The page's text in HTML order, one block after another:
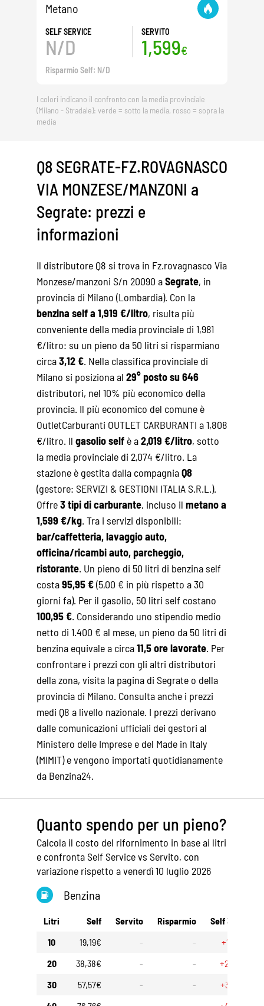
Metano
SELF SERVICE
N/D
SERVITO
1,599€
Risparmio Self: N/D
I colori indicano il confronto con la media provinciale
(Milano - Stradale): verde = sotto la media, rosso = sopra la
media
Q8 SEGRATE-FZ.ROVAGNASCO
VIA MONZESE/MANZONI a
Segrate: prezzi e
informazioni
Il distributore Q8 si trova in Fz.rovagnasco Via
Monzese/manzoni S/n 20090 aSegrate, in
provincia di Milano (Lombardia). Con la
benzina self a 1,919 €/litro, risulta più
conveniente della media provinciale di 1,981
€/litro: su un pieno da 50 litri si risparmiano
circa3,12 €. Nella classifica provinciale di
Milano si posiziona al 29° posto su 646
distributori, nel 10% più economico della
provincia. Il più economico del comune è
OutletCarburanti OUTLET CARBURANTI a 1,808
€/litro. Il gasolio self è a2,019 €/litro, sotto
la media provinciale di 2,074 €/litro. La
stazione è gestita dalla compagniaQ8
(gestore: SERVIZI & GESTIONI ITALIA S.R.L.).
Offre3 tipi di carburante, incluso il metano a
1,599 €/kg. Tra i servizi disponibili:
bar/caffetteria, lavaggio auto,
officina/ricambi auto, parcheggio,
ristorante. Un pieno di 50 litri di benzina self
costa95,95 €(5,00 € in più rispetto a 30
giorni fa). Per il gasolio, 50 litri self costano
100,95 €. Considerando uno stipendio medio
netto di 1.400 € al mese, un pieno da 50 litri di
benzina equivale a circa11,5 ore lavorate. Per
confrontare i prezzi con gli altri distributori
della zona, visita la pagina di Segrate o della
provincia di Milano. Consulta anche i prezzi
medi Q8 a livello nazionale. I prezzi derivano
dalle comunicazioni ufficiali dei gestori al
Ministero delle Imprese e del Made in Italy
(MIMIT) e vengono importati quotidianamente
da Benzina24.
Quanto spendo per un pieno?
Calcola il costo del rifornimento in base ai litri
e confronta Self Service vs Servito, con
variazione rispetto a venerdì 10 luglio 2026
Benzina
Litri Self Servito Risparmio Self 30gg
10
19,19€ - -
+1,00€
20
38,38€ - -
+2,00€
30
57,57€ - -
+3,00€